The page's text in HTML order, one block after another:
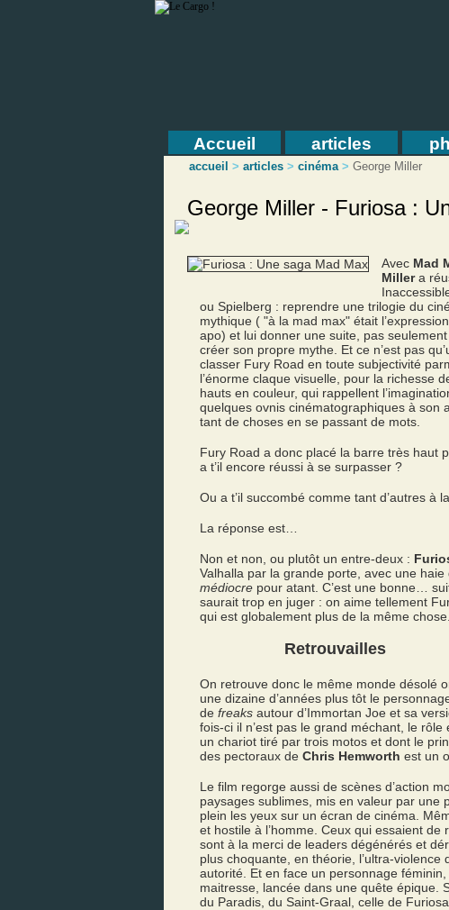
Accueil articles
accueil > articles > cinéma > George Miller
George Miller - Furiosa :
Avec Mad
Millera
ou Spielberg : reprendre une trilogie du
mythique ( "à la mad max" était
apo) et lui donner une suite, pas
créer son propre mythe. Et ce n’est pas
classer Fury Road en toute subjectivité
l’énorme claque visuelle, pour la richesse
hauts en couleur, qui rappellent
quelques ovnis cinématographiques à son
tant de choses en se passant de mots.
Fury Road a donc placé la barre très haut
a t’il encore réussi à se surpasser ?
Ou a t’il succombé comme tant d’autres à
La réponse est…
Non et non, ou plutôt un entre-deux :
Valhalla par la grande porte, avec une haie
médiocre pour atant. C’est une bonne…
saurait trop en juger : on aime tellement
qui est globalement plus de la même chose.
Retrouvailles
On retrouve donc le même monde désolé
une dizaine d’années plus tôt le
de freaks autour d’Immortan Joe et sa
fois-ci il n’est pas le grand méchant, le
un chariot tiré par trois motos et dont le
des pectoraux de Chris Hemworth est un
Le film regorge aussi de scènes d’action
paysages sublimes, mis en valeur par une
plein les yeux sur un écran de cinéma.
et hostile à l’homme. Ceux qui essaient
sont à la merci de leaders dégénérés et
plus choquante, en théorie, l’ultra-
autorité. Et en face un personnage
maitresse, lancée dans une quête épique.
du Paradis, du Saint-Graal, celle de